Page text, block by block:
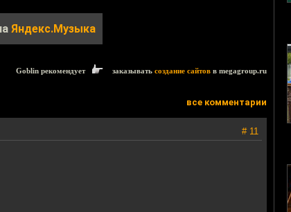
Яндекс.Музыка
Goblin рекомендует заказывать создание сайтов в megagroup.ru
все комментарии
# 11